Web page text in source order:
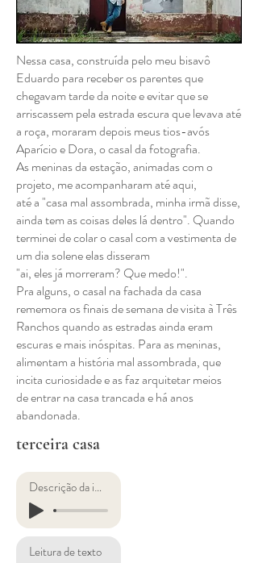
Nessa casa, construída pelo meu bisavô
Eduardo para receber os parentes que
chegavam tarde da noite e evitar que se
arriscassem pela estrada escura que levava até
a roça, moraram depois meus tios-avós
Aparício e Dora, o casal da fotografia.
As meninas da estação, animadas com o
projeto, me acompanharam até aqui,
até a "casa mal assombrada, minha irmã disse,
ainda tem as coisas deles lá dentro". Quando
terminei de colar o casal com a vestimenta de
um dia solene elas disseram
"ai, eles já morreram? Que medo!".
Pra alguns, o casal na fachada da casa
rememora os finais de semana de visita à Três
Ranchos quando as estradas ainda eram
escuras e mais inóspitas. Para as meninas,
alimentam a história mal assombrada, que
incita curiosidade e as faz arquitetar meios
de entrar na casa trancada e há anos
abandonada.
terceira casa
Descrição da imagem
Leitura de texto